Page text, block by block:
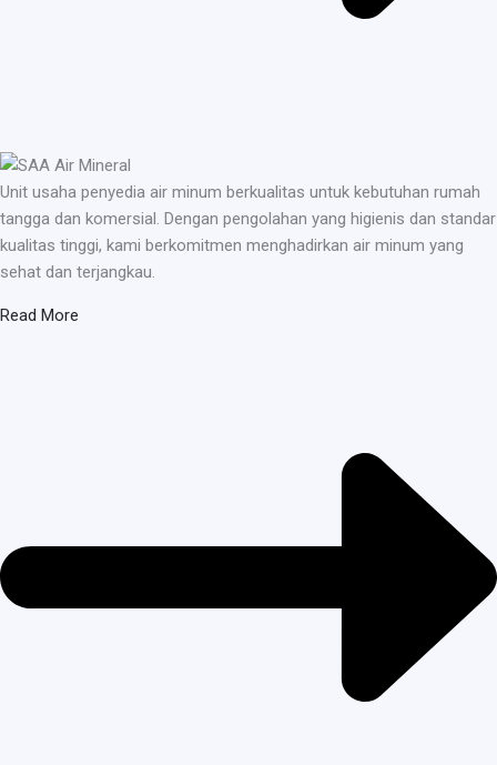
Unit usaha penyedia air minum berkualitas untuk kebutuhan rumah
tangga dan komersial. Dengan pengolahan yang higienis dan standar
kualitas tinggi, kami berkomitmen menghadirkan air minum yang
sehat dan terjangkau.
Read More